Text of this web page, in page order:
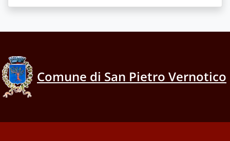
Comune di San Pietro Vernotico